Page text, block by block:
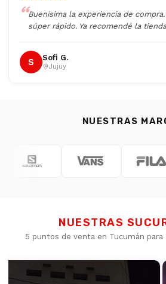
Buenísima la experiencia de
súper rápido. Ya recomendé la
S Sofi G.
Jujuy
NUESTRAS
NUESTRAS
5 puntos de venta en Tucumán para